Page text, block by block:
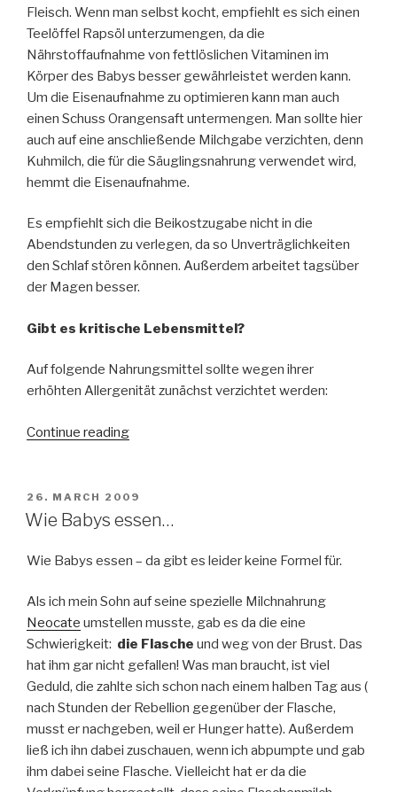
Fleisch. Wenn man selbst kocht, empfiehlt es sich einen
Teelöffel Rapsöl unterzumengen, da die
Nährstoffaufnahme von fettlöslichen Vitaminen im
Körper des Babys besser gewährleistet werden kann.
Um die Eisenaufnahme zu optimieren kann man auch
einen Schuss Orangensaft untermengen. Man sollte hier
auch auf eine anschließende Milchgabe verzichten, denn
Kuhmilch, die für die Säuglingsnahrung verwendet wird,
hemmt die Eisenaufnahme.
Es empfiehlt sich die Beikostzugabe nicht in die
Abendstunden zu verlegen, da so Unverträglichkeiten
den Schlaf stören können. Außerdem arbeitet tagsüber
der Magen besser.
Gibt es kritische Lebensmittel?
Auf folgende Nahrungsmittel sollte wegen ihrer
erhöhten Allergenität zunächst verzichtet werden:
Continue reading
–
Ernährungsplan”
POSTED
ON
26. MARCH 2009
Wie Babys essen…
Wie Babys essen – da gibt es leider keine Formel für.
Als ich mein Sohn auf seine spezielle Milchnahrung
Neocate umstellen musste, gab es da die eine
Schwierigkeit: die Flasche und weg von der Brust. Das
hat ihm gar nicht gefallen! Was man braucht, ist viel
Geduld, die zahlte sich schon nach einem halben Tag aus (
nach Stunden der Rebellion gegenüber der Flasche,
musst er nachgeben, weil er Hunger hatte). Außerdem
ließ ich ihn dabei zuschauen, wenn ich abpumpte und gab
ihm dabei seine Flasche. Vielleicht hat er da die